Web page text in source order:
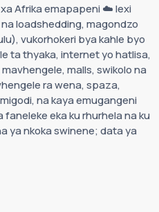
Afrika emapapeni ☁️ lexi
loadshedding, magondzo
vukorhokeri bya kahle byo
ta thyaka, internet yo hatlisa,
malls, swikolo na
ra wena, spaza,
na kaya emugangeni
faneleke eka ku rhurhela na ku
ya nkoka swinene; data ya